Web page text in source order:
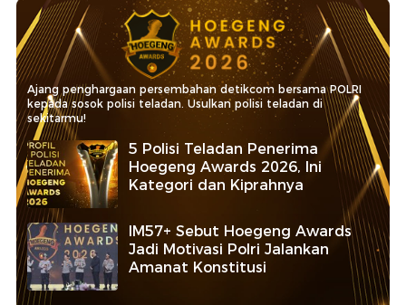
Ajang penghargaan persembahan detikcom bersama POLRI
kepada sosok polisi teladan. Usulkan polisi teladan di
sekitarmu!
5 Polisi Teladan Penerima
Hoegeng Awards 2026, Ini
Kategori dan Kiprahnya
IM57+ Sebut Hoegeng Awards
Jadi Motivasi Polri Jalankan
Amanat Konstitusi